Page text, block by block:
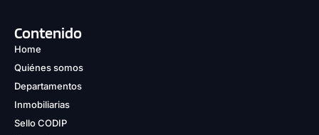
Contenido
Home
Quiénes somos
Departamentos
Inmobiliarias
Sello CODIP